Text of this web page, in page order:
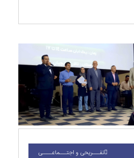
تفـــریحی و اجتـــماعــــی